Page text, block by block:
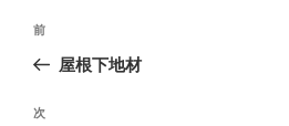
投
ナ
ビ
前
の
稿
前
屋根下地材
次
次